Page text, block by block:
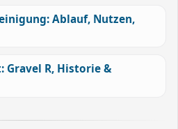
Ablauf, Nutzen,
Gravel R, Historie &